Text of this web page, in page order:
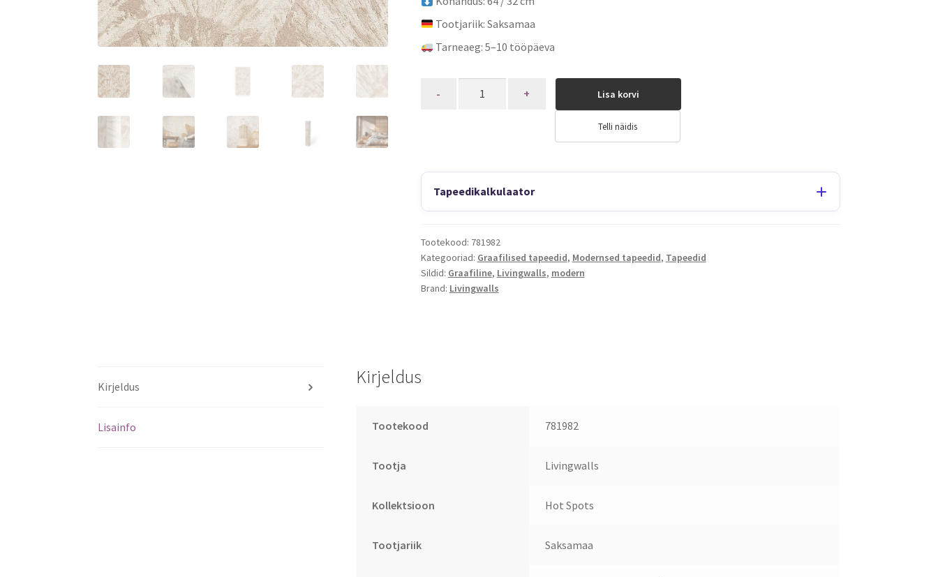
Tootjariik: Saksamaa
Tarneaeg: 5–10 tööpäeva
Lisa korvi
Telli näidis
Tapeedikalkulaator
Tootekood: 781982
Kategooriad: Graafilised tapeedid, Modernsed tapeedid, Tapeedid
Sildid: Graafiline, Livingwalls, modern
Brand: Livingwalls
Kirjeldus
Lisainfo
Kirjeldus
Tootekood 781982
Tootja Livingwalls
Kollektsioon Hot Spots
Tootjariik Saksamaa